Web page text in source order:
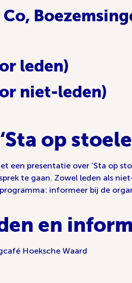
Co,
leden)
niet-leden)
op
een presentatie over ‘Sta op
te gaan. Zowel leden als
informeer bij de
en
Hoeksche Waard